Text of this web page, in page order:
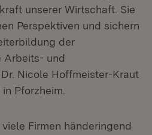
unserer Wirtschaft. Sie
Perspektiven und sichern
der
Arbeits- und
Nicole Hoffmeister-Kraut
Pforzheim.
Firmen händeringend